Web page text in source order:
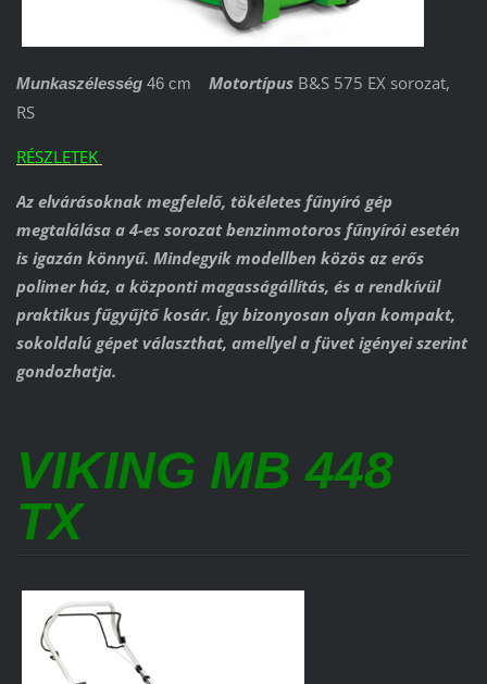
Munkaszélesség 46 cm Motortípus B&S 575 EX sorozat,
RS
RÉSZLETEK
Az elvárásoknak megfelelő, tökéletes fűnyíró gép
megtalálása a 4-es sorozat benzinmotoros fűnyírói esetén
is igazán könnyű. Mindegyik modellben közös az erős
polimer ház, a központi magasságállítás, és a rendkívül
praktikus fűgyűjtő kosár. Így bizonyosan olyan kompakt,
sokoldalú gépet választhat, amellyel a füvet igényei szerint
gondozhatja.
VIKING MB 448
TX